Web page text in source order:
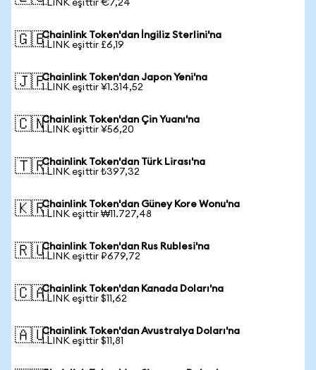
1 LINK eşittir €7,24
🇬🇧Chainlink Token'dan İngiliz Sterlini'na
1 LINK eşittir £6,19
🇯🇵Chainlink Token'dan Japon Yeni'na
1 LINK eşittir ¥1.314,52
🇨🇳Chainlink Token'dan Çin Yuanı'na
1 LINK eşittir ¥56,20
🇹🇷Chainlink Token'dan Türk Lirası'na
1 LINK eşittir ₺397,32
🇰🇷Chainlink Token'dan Güney Kore Wonu'na
1 LINK eşittir ₩11.727,48
🇷🇺Chainlink Token'dan Rus Rublesi'na
1 LINK eşittir ₽679,72
🇨🇦Chainlink Token'dan Kanada Doları'na
1 LINK eşittir $11,62
🇦🇺Chainlink Token'dan Avustralya Doları'na
1 LINK eşittir $11,81